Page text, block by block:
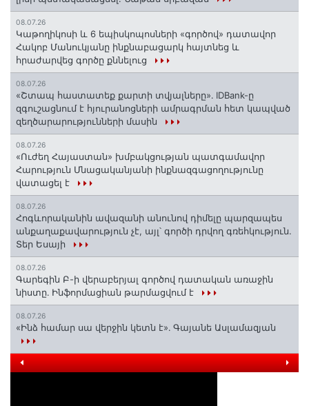
08.07.26
️Կաթողիկոսի և 6 եպիսկոպոսների «գործով» դատավոր
Հակոբ Մանուկյանը ինքնաբացարկ հայտնեց և
հրաժարվեց գործը քննելուց
08.07.26
«Շտապ հաստատեք քարտի տվյալները»․ IDBank-ը
զգուշացնում է հյուրանոցների ամրագրման հետ կապված
զեղծարարությունների մասին
08.07.26
«Ուժեղ Հայաստան» խմբակցության պատգամավոր
Հարություն Մնացականյանի ինքնազգացողությունը
վատացել է
08.07.26
Հոգևորականին ավազանի անունով դիմելը պարզապես
անքաղաքավարություն չէ, այլ՝ գործի դրվող գռեհկություն.
Տեր Եսայի
08.07.26
Գարեգին Բ-ի վերաբերյալ գործով դատական առաջին
նիստը․ Ինֆորմացիան թարմացվում է
08.07.26
«Ինձ համար սա վերջին կետն է»․ Գայանե Ասլամազյան